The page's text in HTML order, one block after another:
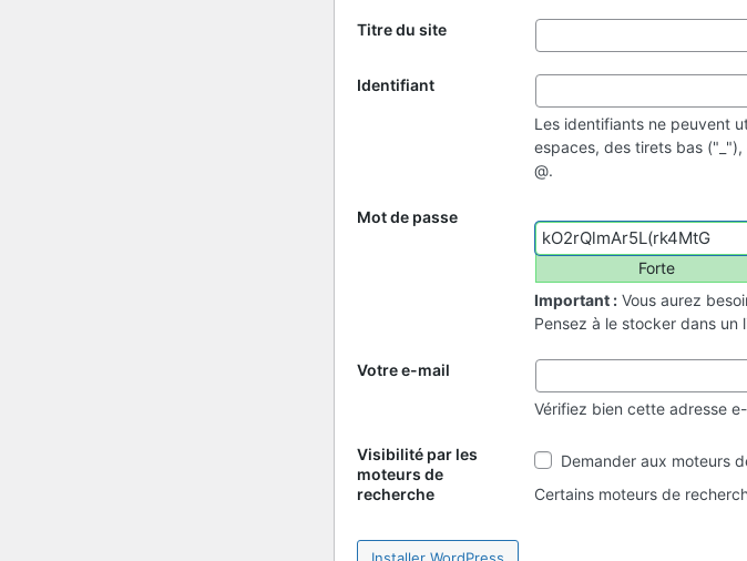
Titre du site
Identifiant
Les identifiants ne peuvent
espaces, des tirets bas
@.
Mot de passe
Forte
Important : Vous aurez
Pensez à le stocker dans un
Votre e-mail
Vérifiez bien cette adresse
Visibilité par les
moteurs de
recherche
Visibilité
par
les
Demander aux moteurs
Certains moteurs de